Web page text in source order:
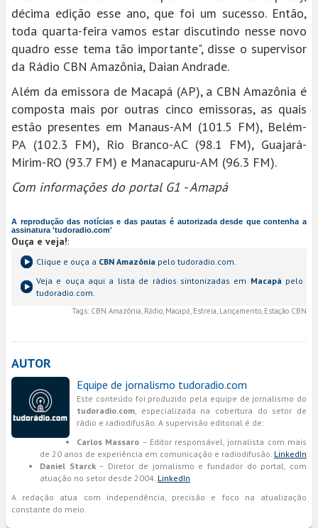
décima edição esse ano, que foi um sucesso. Então,
toda quarta-feira vamos estar discutindo nesse novo
quadro esse tema tão importante", disse o supervisor
da Rádio CBN Amazônia, Daian Andrade.
Além da emissora de Macapá (AP), a CBN Amazônia é
composta mais por outras cinco emissoras, as quais
estão presentes em Manaus-AM (101.5 FM), Belém-
PA (102.3 FM), Rio Branco-AC (98.1 FM), Guajará-
Mirim-RO (93.7 FM) e Manacapuru-AM (96.3 FM).
Com informações do portal G1 - Amapá
A reprodução das notícias e das pautas é autorizada desde que contenha a
assinatura 'tudoradio.com'
Ouça e veja!:
Clique e ouça a CBN Amazônia pelo tudoradio.com.
Veja e ouça aqui a lista de rádios sintonizadas em Macapá pelo
tudoradio.com.
Tags: CBN Amazônia, Rádio, Macapá, Estreia, Lançamento, Estação CBN
AUTOR
Equipe de jornalismo tudoradio.com
Este conteúdo foi produzido pela equipe de jornalismo do
tudoradio.com, especializada na cobertura do setor de
rádio e radiodifusão. A supervisão editorial é de:
Carlos Massaro – Editor responsável, jornalista com mais
de 20 anos de experiência em comunicação e radiodifusão. LinkedIn
Daniel Starck– Diretor de jornalismo e fundador do portal, com
atuação no setor desde 2004. LinkedIn
A redação atua com independência, precisão e foco na atualização
constante do meio.